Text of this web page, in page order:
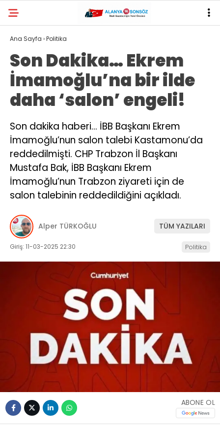
Ana Sayfa ›Politika
Son Dakika… Ekrem
İmamoğlu’na bir ilde
daha ‘salon’ engeli!
Son dakika haberi… İBB Başkanı Ekrem
İmamoğlu’nun salon talebi Kastamonu’da
reddedilmişti. CHP Trabzon İl Başkanı
Mustafa Bak, İBB Başkanı Ekrem
İmamoğlu’nun Trabzon ziyareti için de
salon talebinin reddedildiğini açıkladı.
Alper TÜRKOĞLU TÜM YAZILARI
Giriş: 11-03-2025 22:30 Politika
ABONE OL